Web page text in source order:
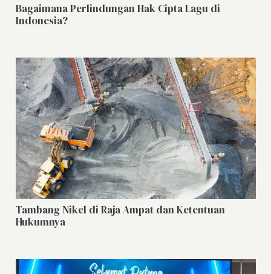
Bagaimana Perlindungan Hak Cipta Lagu di
Indonesia?
Tambang Nikel di Raja Ampat dan Ketentuan
Hukumnya